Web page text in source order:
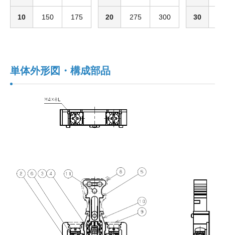
10 150 175 20 275 300 30
単体外形図・構成部品